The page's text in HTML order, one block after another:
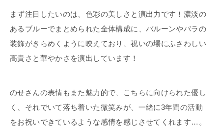
まず注目したいのは、色彩の美しさと演出力です！濃淡の
あるブルーでまとめられた全体構成に、バルーンやバラの
装飾がきらめくように映えており、祝いの場にふさわしい
高貴さと華やかさを演出しています！
のせさんの表情もまた魅力的で、こちらに向けられた優し
く、それでいて落ち着いた微笑みが、一緒に3年間の活動
をお祝いできているような感情を感じさせてくれます…。